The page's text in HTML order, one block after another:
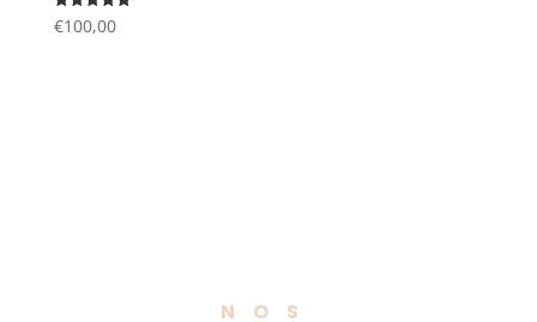
Note
5.00
€100,00
NOS